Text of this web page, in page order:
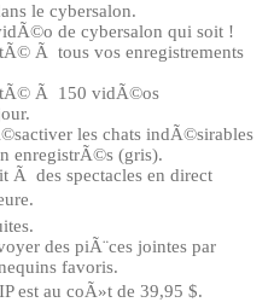
le cybersalon.
de cybersalon qui soit !
Ã tous vos enregistrements
Ã 150 vidÃ©os
les chats indÃ©sirables
enregistrÃ©s (gris).
Ã des spectacles en direct
des piÃ¨ces jointes par
favoris.
est au coÃ»t de 39,95 $.